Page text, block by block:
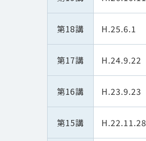
第18講 H.25.6.1
第17講 H.24.9.22
第16講 H.23.9.23
第15講 H.22.11.28